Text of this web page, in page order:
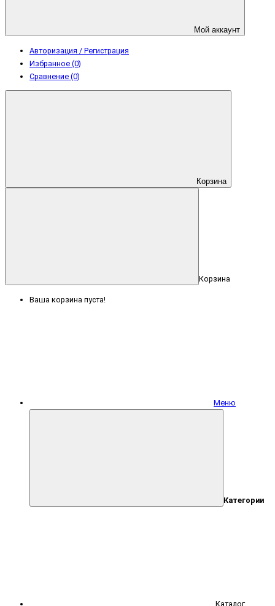
Мой аккаунт
Авторизация / Регистрация
Избранное (0)
Сравнение (0)
Корзина
Корзина
Ваша корзина пуста!
Меню
Категории
Каталог